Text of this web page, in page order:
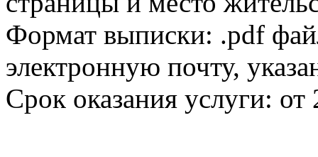
Формат выписки: .pdf
электронную почту,
Срок оказания услуги: от